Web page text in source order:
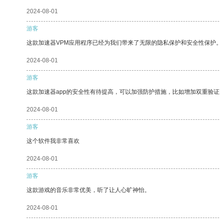
2024-08-01
游客
这款加速器VPM应用程序已经为我们带来了无限的隐私保护和安全性保护
2024-08-01
游客
这款加速器app的安全性有待提高，可以加强防护措施，比如增加双重验
2024-08-01
游客
这个软件我非常喜欢
2024-08-01
游客
这款游戏的音乐非常优美，听了让人心旷神怡。
2024-08-01